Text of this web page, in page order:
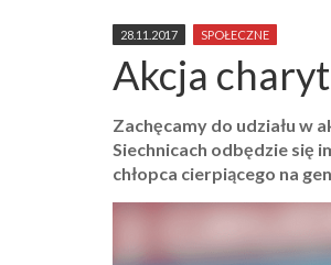
28.11.2017 SPOŁECZNE
Akcja
Zachęcamy do udziału w
Siechnicach odbędzie się
chłopca cierpiącego na